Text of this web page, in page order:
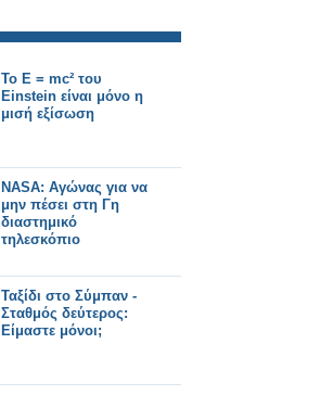
Το E = mc² του
Einstein είναι μόνο η
μισή εξίσωση
NASA: Αγώνας για να
μην πέσει στη Γη
διαστημικό
τηλεσκόπιο
Ταξίδι στο Σύμπαν -
Σταθμός δεύτερος:
Είμαστε μόνοι;